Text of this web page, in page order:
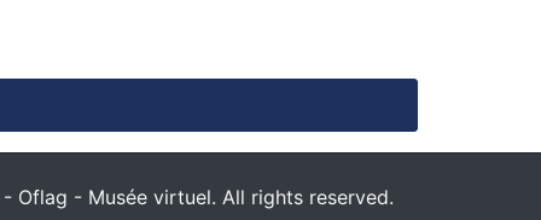
Oflag - Musée virtuel. All rights reserved.